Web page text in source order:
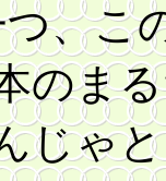
、こ
のま
じゃ